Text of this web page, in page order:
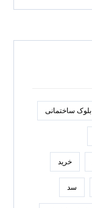
بلوک ساختمانی
خرید
سد